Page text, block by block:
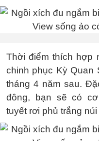
Thời điểm thích hợp
chinh phục Kỳ Quan
tháng 4 năm sau.
đông, bạn sẽ có
tuyết rơi phủ trắng